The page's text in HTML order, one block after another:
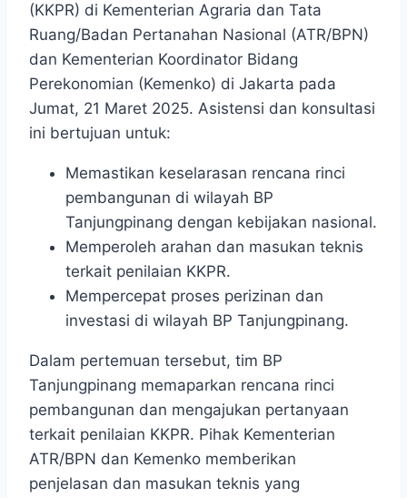
(KKPR) di Kementerian Agraria dan Tata
Ruang/Badan Pertanahan Nasional (ATR/BPN)
dan Kementerian Koordinator Bidang
Perekonomian (Kemenko) di Jakarta pada
Jumat, 21 Maret 2025. Asistensi dan konsultasi
ini bertujuan untuk:
Memastikan keselarasan rencana rinci
pembangunan di wilayah BP
Tanjungpinang dengan kebijakan nasional.
Memperoleh arahan dan masukan teknis
terkait penilaian KKPR.
Mempercepat proses perizinan dan
investasi di wilayah BP Tanjungpinang.
Dalam pertemuan tersebut, tim BP
Tanjungpinang memaparkan rencana rinci
pembangunan dan mengajukan pertanyaan
terkait penilaian KKPR. Pihak Kementerian
ATR/BPN dan Kemenko memberikan
penjelasan dan masukan teknis yang